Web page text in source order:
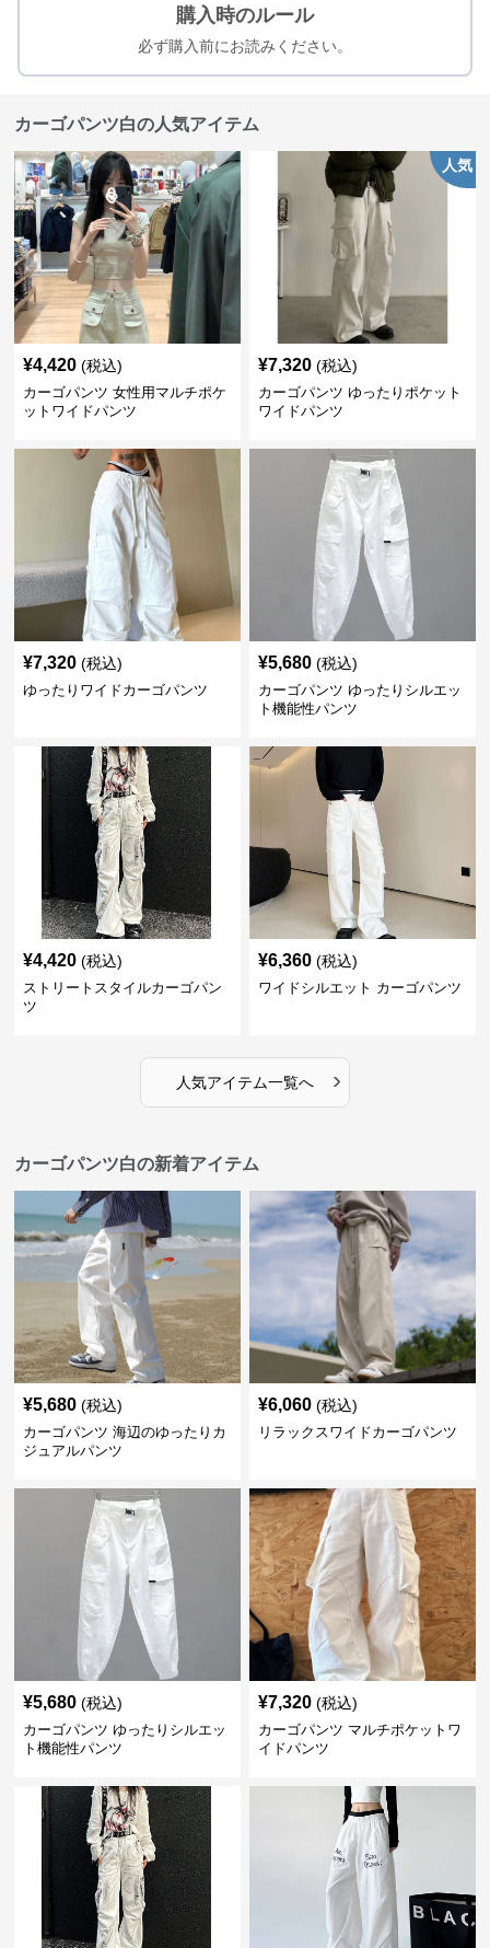
購入時のルール
必ず購入前にお読みください。
カーゴパンツ白の人気アイテム
¥4,420 (税込)
カーゴパンツ 女性用マルチポケ
ットワイドパンツ
人気
¥7,320 (税込)
カーゴパンツ ゆったりポケット
ワイドパンツ
¥7,320 (税込)
ゆったりワイドカーゴパンツ
¥5,680 (税込)
カーゴパンツ ゆったりシルエッ
ト機能性パンツ
¥4,420 (税込)
ストリートスタイルカーゴパン
ツ
¥6,360 (税込)
ワイドシルエット カーゴパンツ
人気アイテム一覧へ ›
カーゴパンツ白の新着アイテム
¥5,680 (税込)
カーゴパンツ 海辺のゆったりカ
ジュアルパンツ
¥6,060 (税込)
リラックスワイドカーゴパンツ
¥5,680 (税込)
カーゴパンツ ゆったりシルエッ
ト機能性パンツ
¥7,320 (税込)
カーゴパンツ マルチポケットワ
イドパンツ